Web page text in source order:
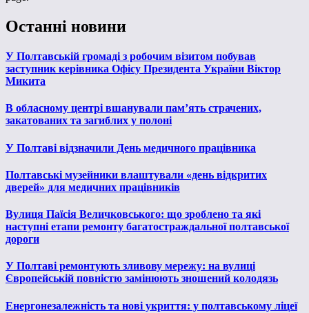
Останні новини
У Полтавській громаді з робочим візитом побував
заступник керівника Офісу Президента України Віктор
Микита
В обласному центрі вшанували пам’ять страчених,
закатованих та загиблих у полоні
У Полтаві відзначили День медичного працівника
Полтавські музейники влаштували «день відкритих
дверей» для медичних працівників
Вулиця Паїсія Величковського: що зроблено та які
наступні етапи ремонту багатостраждальної полтавської
дороги
У Полтаві ремонтують зливову мережу: на вулиці
Європейській повністю замінюють зношений колодязь
Енергонезалежність та нові укриття: у полтавському ліцеї